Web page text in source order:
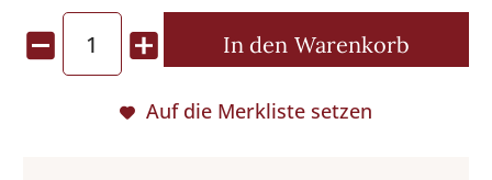
In den Warenkorb
Auf die Merkliste setzen